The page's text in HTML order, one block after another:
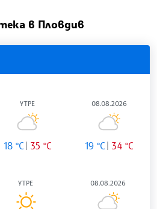
в Пловдив
УТРЕ
18 °C 35 °C
08.08.2026
19 °C 34 °C
УТРЕ 08.08.2026